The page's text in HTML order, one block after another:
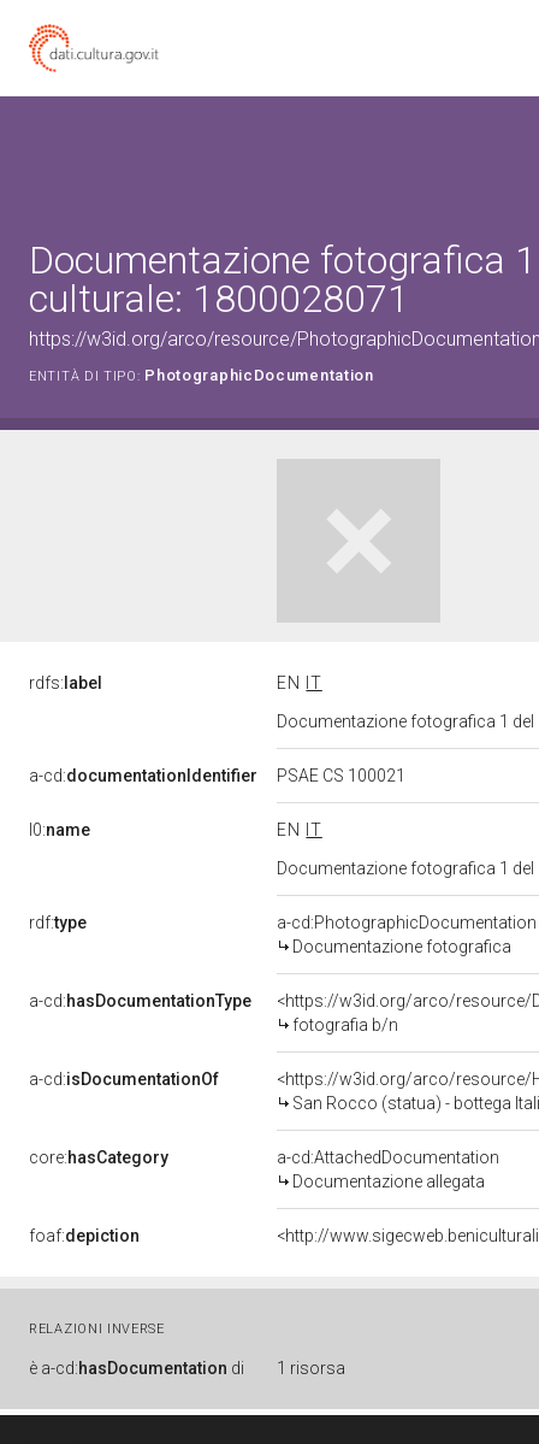
Documentazione fotografica
culturale: 1800028071
https://w3id.org/arco/resource/
ENTITÀ DI TIPO: PhotographicDocumentation
rdfs: label EN
IT
Documentazione fotografica 1
a-cd:documentationIdentifier PSAE CS 100021
l0:name EN
IT
Documentazione fotografica 1
rdf:type
a-cd:PhotographicDocumentation
Documentazione fotografica
a-cd:hasDocumentationType
<https://w3id.org/arco/resource/
fotografia b/n
a-cd:isDocumentationOf
<https://w3id.org/arco/resource/
San Rocco (statua) - bottega
core:hasCategory
a-cd:AttachedDocumentation
Documentazione allegata
foaf:depiction <http://
RELAZIONI INVERSE
è a-cd:hasDocumentation di 1 risorsa